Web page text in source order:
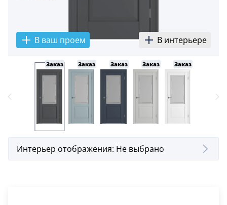
В ваш проем В интерьере
Заказ Заказ Заказ Заказ Заказ
Интерьер отображения: Не выбрано